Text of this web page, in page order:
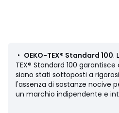
Composizione e Manutenzione
• 100% cotone
• Temperatura di lavaggio 30°
• Stirare a bassa temperatura
• Non adatto all'asciugatrice
• Non lavare a secco
• OEKO-TEX® Standard 100.
TEX® Standard 100
siano stati sottoposti a
l'assenza di sostanze nocive
un marchio indipendente e